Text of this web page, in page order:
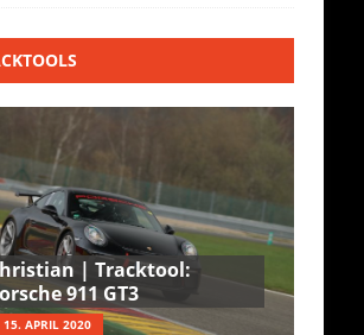
| Tracktool:
911 GT3
15. APRIL 2020